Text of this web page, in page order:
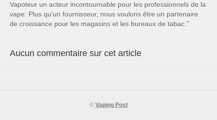
Vapoteur un acteur incontournable pour les professionnels de la
vape. Plus qu’un fournisseur, nous voulons être un partenaire
de croissance pour les magasins et les bureaux de tabac.”
Aucun commentaire sur cet article
© Vaping Post